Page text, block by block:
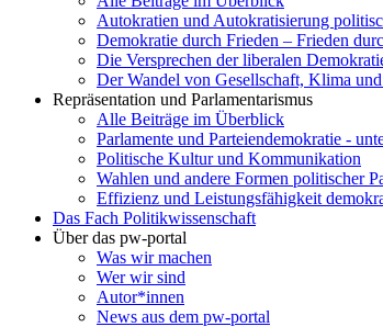
Autokratien und Autokratisierung
Demokratie durch Frieden – Frieden
Die Versprechen der liberalen
Der Wandel von Gesellschaft, Klima
Repräsentation und Parlamentarismus
Alle Beiträge im Überblick
Parlamente und Parteiendemokratie -
Politische Kultur und Kommunikation
Wahlen und andere Formen politischer
Effizienz und Leistungsfähigkeit
Das Fach Politikwissenschaft
Über das pw-portal
Was wir machen
Wer wir sind
Autor*innen
News aus dem pw-portal